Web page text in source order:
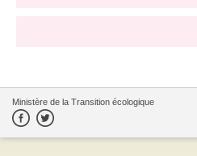
Ministère de la Transition écologique